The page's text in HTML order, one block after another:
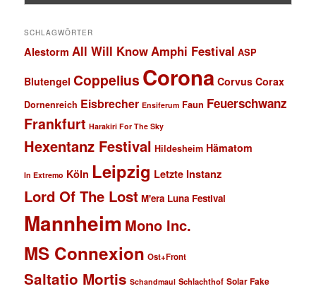
SCHLAGWÖRTER
Alestorm All Will KnowAmphi Festival ASP
Blutengel Coppelius Corona Corvus Corax
Dornenreich Eisbrecher Ensiferum Faun Feuerschwanz
Frankfurt Harakiri For The Sky
Hexentanz Festival Hildesheim Hämatom
In Extremo Köln Leipzig Letzte Instanz
Lord Of The Lost M'era Luna Festival
Mannheim Mono Inc.
MS Connexion Ost+Front
Saltatio Mortis Schandmaul Schlachthof Solar Fake